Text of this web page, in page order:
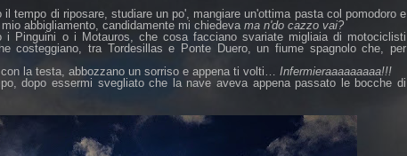
tempo di riposare, studiare un po', mangiare un'ottima pasta col pomodoro e
abbigliamento, candidamente mi chiedeva ma n'do cazzo vai?
i Pinguini o i Motauros, che cosa facciano svariate migliaia di motociclisti
costeggiano, tra Tordesillas e Ponte Duero, un fiume spagnolo che, per
la testa, abbozzano un sorriso e appena ti volti… Infermieraaaaaaaaa!!!
dopo essermi svegliato che la nave aveva appena passato le bocche di